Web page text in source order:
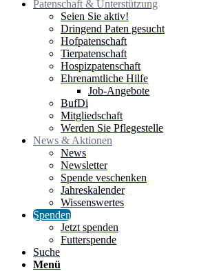
Patenschaft & Unterstützung
Seien Sie aktiv!
Dringend Paten gesucht
Hofpatenschaft
Tierpatenschaft
Hospizpatenschaft
Ehrenamtliche Hilfe
Job-Angebote
BufDi
Mitgliedschaft
Werden Sie Pflegestelle
News & Aktionen
News
Newsletter
Spende veschenken
Jahreskalender
Wissenswertes
Spenden
Jetzt spenden
Futterspende
Suche
Menü